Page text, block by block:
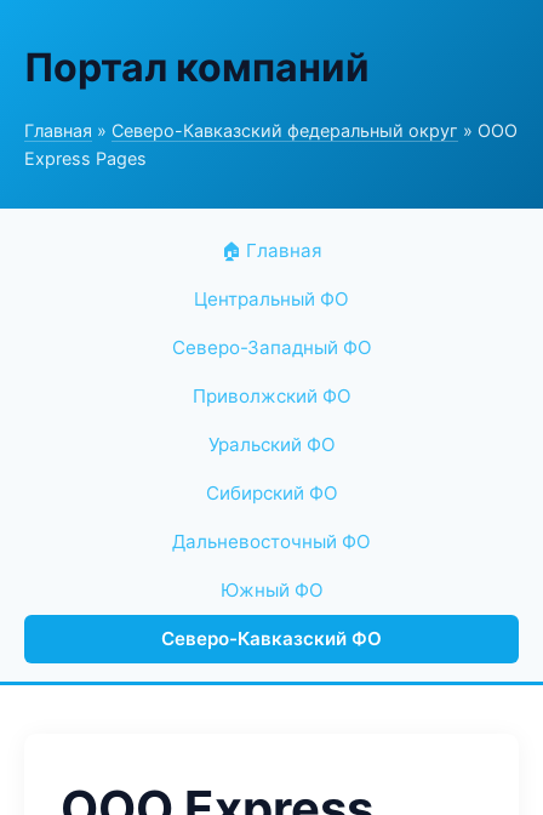
Портал компаний
Главная » Северо-Кавказский федеральный округ » ООО
Express Pages
🏠 Главная
Центральный ФО
Северо-Западный ФО
Приволжский ФО
Уральский ФО
Сибирский ФО
Дальневосточный ФО
Южный ФО
Северо-Кавказский ФО